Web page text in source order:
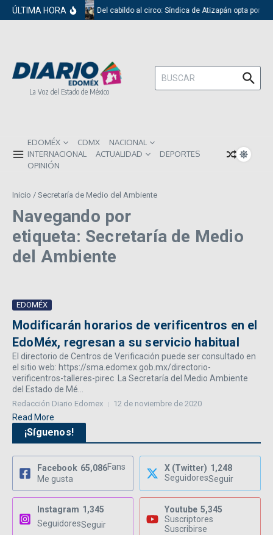
Saltar al contenido
ÚLTIMA HORA Del cabildo al circo: Síndica de Atizapán opta por
La Voz del Estado de México
Buscar:
EDOMÉX CDMX
NACIONAL
INTERNACIONAL
ACTUALIDAD
DEPORTES
OPINIÓN
Inicio / Secretaría de Medio del Ambiente
Navegando por
etiqueta: Secretaría de Medio
del Ambiente
EDOMÉX
Modificarán horarios de verificentros en el
EdoMéx, regresan a su servicio habitual
El directorio de Centros de Verificación puede ser consultado en
el sitio web: https://sma.edomex.gob.mx/directorio-
verificentros-talleres-pirec La Secretaría del Medio Ambiente
del Estado de Mé...
Redacción Diario Edomex 12 de noviembre de 2020
Read More
¡Síguenos!
Facebook 65,086Fans
Me gusta
X (Twitter) 1,248
SeguidoresSeguir
Instagram 1,345
SeguidoresSeguir
Youtube 5,345
Suscriptores
Suscribirse